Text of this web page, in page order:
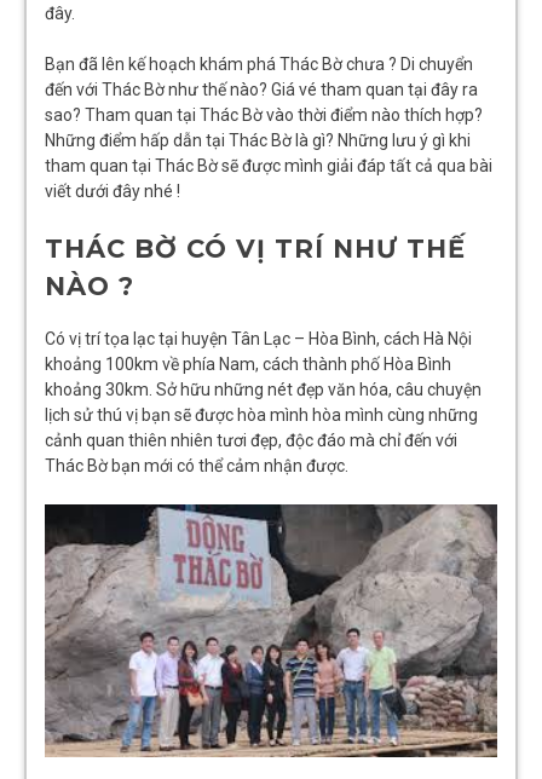
đây.
Bạn đã lên kế hoạch khám phá Thác Bờ chưa ? Di chuyển
đến với Thác Bờ như thế nào? Giá vé tham quan tại đây ra
sao? Tham quan tại Thác Bờ vào thời điểm nào thích hợp?
Những điểm hấp dẫn tại Thác Bờ là gì? Những lưu ý gì khi
tham quan tại Thác Bờ sẽ được mình giải đáp tất cả qua bài
viết dưới đây nhé !
THÁC BỜ CÓ VỊ TRÍ NHƯ THẾ
NÀO ?
Có vị trí tọa lạc tại huyện Tân Lạc – Hòa Bình, cách Hà Nội
khoảng 100km về phía Nam, cách thành phố Hòa Bình
khoảng 30km. Sở hữu những nét đẹp văn hóa, câu chuyện
lịch sử thú vị bạn sẽ được hòa mình hòa mình cùng những
cảnh quan thiên nhiên tươi đẹp, độc đáo mà chỉ đến với
Thác Bờ bạn mới có thể cảm nhận được.